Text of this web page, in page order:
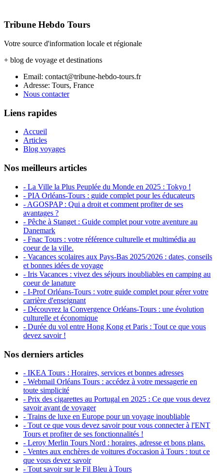
Tribune Hebdo Tours
Votre source d'information locale et régionale
+ blog de voyage et destinations
Email: contact@tribune-hebdo-tours.fr
Adresse: Tours, France
Nous contacter
Liens rapides
Accueil
Articles
Blog voyages
Nos meilleurs articles
- La Ville la Plus Peuplée du Monde en 2025 : Tokyo !
- PIA Orléans-Tours : guide complet pour les éducateurs
- AGOSPAP : Qui a droit et comment profiter de ses
avantages ?
- Pêche à Stanget : Guide complet pour votre aventure au
Danemark
- Fnac Tours : votre référence culturelle et multimédia au
coeur de la ville.
- Vacances scolaires aux Pays-Bas 2025/2026 : dates, conseils
et bonnes idées de voyage
- Iris Vacances : vivez des séjours inoubliables en camping au
coeur de lanature
- I-Prof Orléans-Tours : votre guide complet pour gérer votre
carrière d'enseignant
- Découvrez la Convergence Orléans-Tours : une évolution
culturelle et économique
- Durée du vol entre Hong Kong et Paris : Tout ce que vous
devez savoir !
Nos derniers articles
- IKEA Tours : Horaires, services et bonnes adresses
- Webmail Orléans Tours : accédez à votre messagerie en
toute simplicité
- Prix des cigarettes au Portugal en 2025 : Ce que vous devez
savoir avant de voyager
- Trains de luxe en Europe pour un voyage inoubliable
- Tout ce que vous devez savoir pour vous connecter à l'ENT
Tours et profiter de ses fonctionnalités !
- Leroy Merlin Tours Nord : horaires, adresse et bons plans.
- Ventes aux enchères de voitures d'occasion à Tours : tout ce
que vous devez savoir
- Tout savoir sur le Fil Bleu à Tours